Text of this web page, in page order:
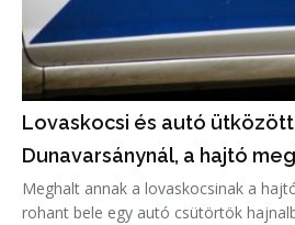
Lovaskocsi és autó
Dunavarsánynál, a hajtó
Meghalt annak a lovaskocsinak a
rohant bele egy autó csütörtök